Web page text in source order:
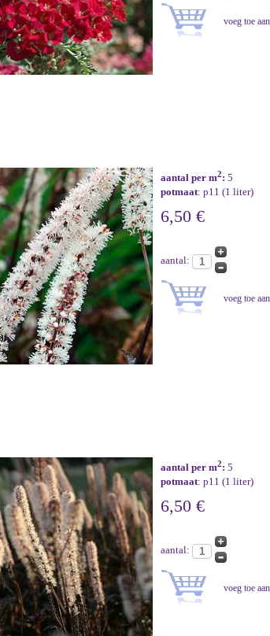
aantal per m2: 5
potmaat: p11 (1 liter)
6,50 €
aantal:
aantal per m2: 5
potmaat: p11 (1 liter)
6,50 €
aantal: